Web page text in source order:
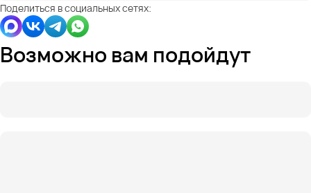
Поделиться в социальных сетях:
Возможно вам подойдут